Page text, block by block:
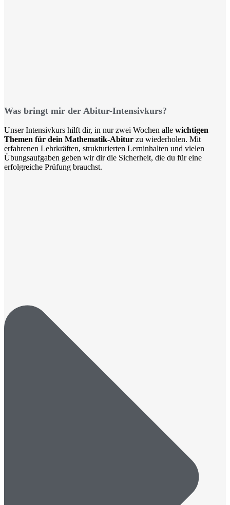
Was bringt mir der Abitur-Intensivkurs?
Unser Intensivkurs hilft dir, in nur zwei Wochen alle wichtigen
Themen für dein Mathematik-Abitur zu wiederholen. Mit
erfahrenen Lehrkräften, strukturierten Lerninhalten und vielen
Übungsaufgaben geben wir dir die Sicherheit, die du für eine
erfolgreiche Prüfung brauchst.